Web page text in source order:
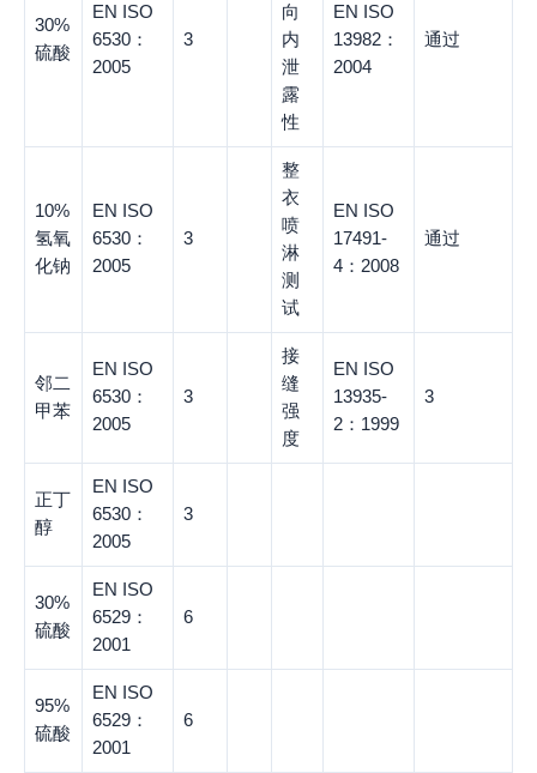
30%
硫酸
EN ISO
6530：
2005
3
向
内
泄
露
性
EN ISO
13982：
2004
通过
10%
氢氧
化钠
EN ISO
6530：
2005
3
整
衣
喷
淋
测
试
EN ISO
17491-
4：2008
通过
邻二
甲苯
EN ISO
6530：
2005
3
接
缝
强
度
EN ISO
13935-
2：1999
3
正丁
醇
EN ISO
6530：
2005
3
30%
硫酸
EN ISO
6529：
2001
6
95%
硫酸
EN ISO
6529：
2001
6